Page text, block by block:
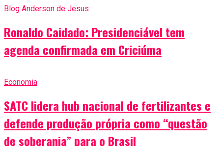
Blog Anderson de Jesus
Ronaldo Caidado: Presidenciável tem
agenda confirmada em Criciúma
Economia
SATC lidera hub nacional de fertilizantes e
defende produção própria como “questão
de soberania” para o Brasil